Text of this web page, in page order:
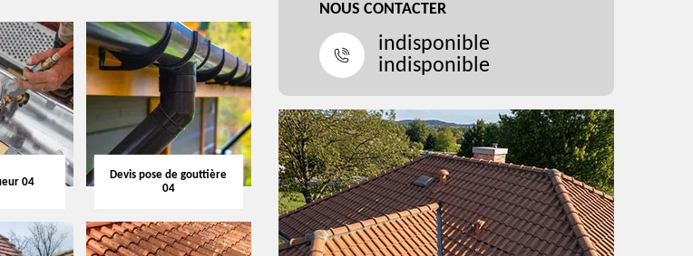
04
Devis pose de gouttière
04
NOUS CONTACTER
indisponible
indisponible